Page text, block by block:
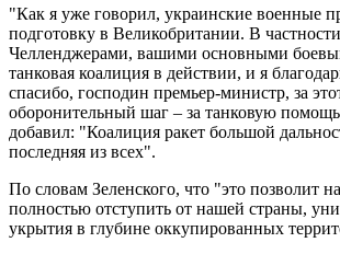
"Как я уже говорил, украинские военные
подготовку в Великобритании. В
Челленджерами, вашими основными
танковая коалиция в действии, и я
спасибо, господин премьер-министр, за
оборонительный шаг – за танковую
добавил: "Коалиция ракет большой
последняя из всех".
По словам Зеленского, что "это позволит
полностью отступить от нашей страны,
укрытия в глубине оккупированных